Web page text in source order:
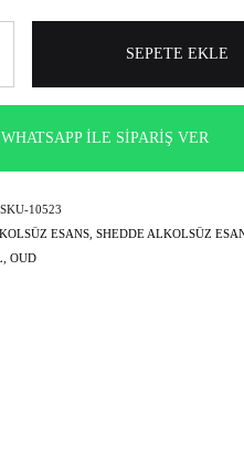
SEPETE EKLE
WHATSAPP İLE SIPARIŞ VER
10523
ESANS SHEDDE ALKOLSÜZ
OUD